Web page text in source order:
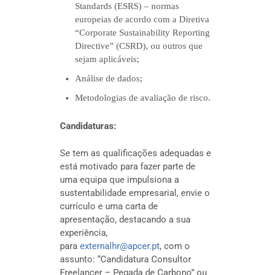
Standards (ESRS) – normas
europeias de acordo com a Diretiva
“Corporate Sustainability Reporting
Directive” (CSRD), ou outros que
sejam aplicáveis;
Análise de dados;
Metodologias de avaliação de risco.
Candidaturas:
Se tem as qualificações adequadas e
está motivado para fazer parte de
uma equipa que impulsiona a
sustentabilidade empresarial, envie o
currículo e uma carta de
apresentação, destacando a sua
experiência,
para externalhr@apcer.pt, com o
assunto: “Candidatura Consultor
Freelancer – Pegada de Carbono” ou